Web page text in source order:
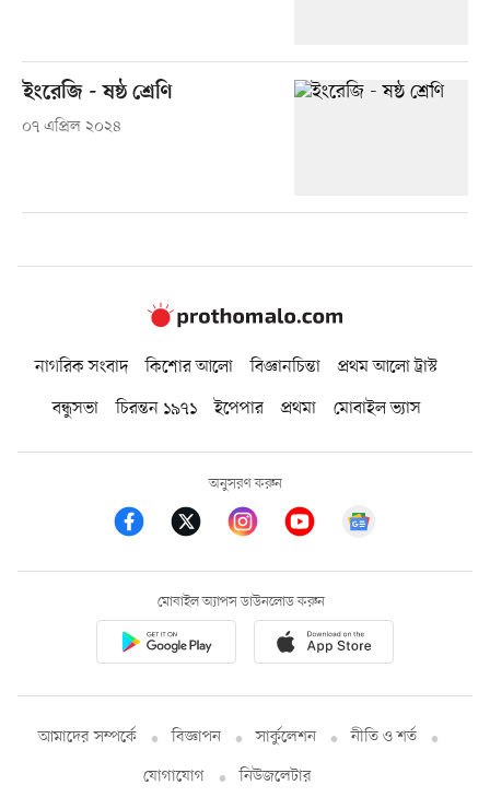
ইংরেজি - ষষ্ঠ শ্রেণি
০৭ এপ্রিল ২০২৪
নাগরিক সংবাদ কিশোর আলো বিজ্ঞানচিন্তা
প্রথম আলো ট্রাস্ট
বন্ধুসভা
চিরন্তন ১৯৭১ ইপেপার প্রথমা মোবাইল ভ্যাস
অনুসরণ করুন
মোবাইল অ্যাপস ডাউনলোড করুন
আমাদের সম্পর্কে বিজ্ঞাপন সার্কুলেশন
নীতি ও শর্ত
যোগাযোগ
নিউজলেটার